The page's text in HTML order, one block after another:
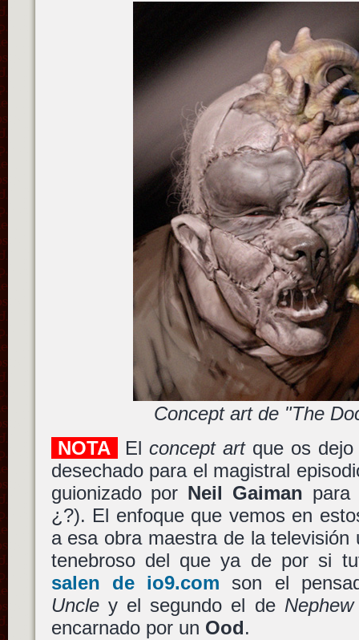
Concept art de "The
NOTA
Elconcept art que os
desechado para el magistral
guionizado por Neil Gaiman para
¿?). El enfoque que vemos en
a esa obra maestra de la
tenebroso del que ya de por si
salen de io9.com son el
Uncley el segundo el de Nephew
encarnado por un Ood.